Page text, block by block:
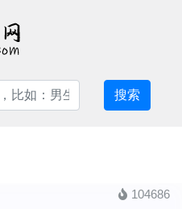
搜索
104686